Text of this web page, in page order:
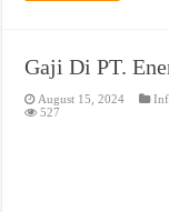
Gaji Di PT.
August 15, 2024
527